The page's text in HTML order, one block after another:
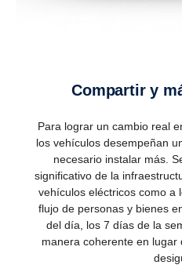
Compartir y
Para lograr un cambio real
los vehículos desempeñan
necesario instalar más.
significativo de la
vehículos eléctricos como a
flujo de personas y bienes
del día, los 7 días de la
manera coherente en